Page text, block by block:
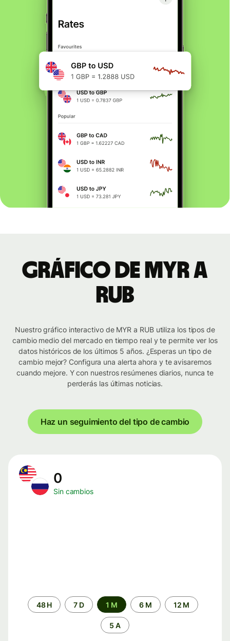
Gráfico de MYR a
RUB
Nuestro gráfico interactivo de MYR a RUB utiliza los tipos de
cambio medio del mercado en tiempo real y te permite ver los
datos históricos de los últimos 5 años. ¿Esperas un tipo de
cambio mejor? Configura una alerta ahora y te avisaremos
cuando mejore. Y con nuestros resúmenes diarios, nunca te
perderás las últimas noticias.
Haz un seguimiento del tipo de cambio
0
Sin cambios
Periodo48 H 7 D 1 M 6 M 12 M
5 A